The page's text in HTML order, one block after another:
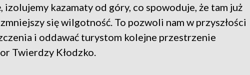
izolujemy kazamaty od góry, co spowoduje, że tam już
się wilgotność. To pozwoli nam w przyszłości
i oddawać turystom kolejne przestrzenie
Twierdzy Kłodzko.